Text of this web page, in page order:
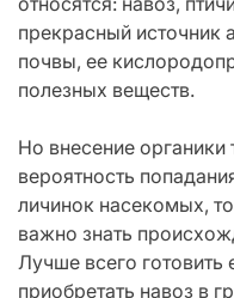
прекрасный источник
почвы, ее
полезных веществ.
Но внесение органики
вероятность
личинок насекомых,
важно знать
Лучше всего готовить
приобретать навоз в